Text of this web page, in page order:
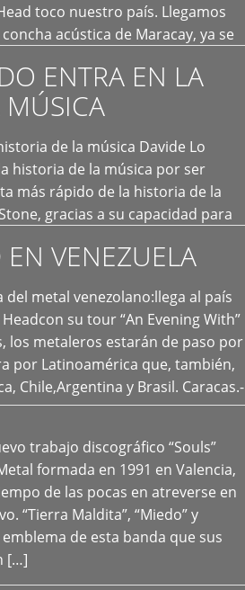
toco nuestro país. Llegamos
acústica de Maracay, ya se
ENTRA EN LA
MÚSICA
de la música Davide Lo
historia de la música por ser
más rápido de la historia de la
gracias a su capacidad para
VENEZUELA
metal venezolano:llega al país
su tour “An Evening With”
los metaleros estarán de paso por
por Latinoamérica que, también,
Chile,Argentina y Brasil. Caracas.-
trabajo discográfico “Souls”
formada en 1991 en Valencia,
de las pocas en atreverse en
“Tierra Maldita”, “Miedo” y
de esta banda que sus
[…]